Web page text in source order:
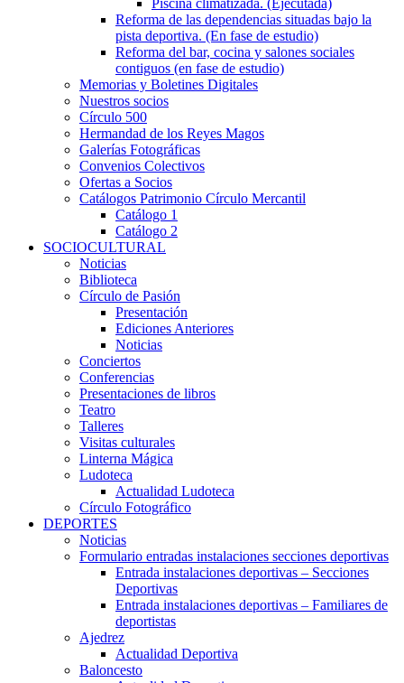
Piscina climatizada. (Ejecutada)
Reforma de las dependencias situadas bajo la
pista deportiva. (En fase de estudio)
Reforma del bar, cocina y salones sociales
contiguos (en fase de estudio)
Memorias y Boletines Digitales
Nuestros socios
Círculo 500
Hermandad de los Reyes Magos
Galerías Fotográficas
Convenios Colectivos
Ofertas a Socios
Catálogos Patrimonio Círculo Mercantil
Catálogo 1
Catálogo 2
SOCIOCULTURAL
Noticias
Biblioteca
Círculo de Pasión
Presentación
Ediciones Anteriores
Noticias
Conciertos
Conferencias
Presentaciones de libros
Teatro
Talleres
Visitas culturales
Linterna Mágica
Ludoteca
Actualidad Ludoteca
Círculo Fotográfico
DEPORTES
Noticias
Formulario entradas instalaciones secciones deportivas
Entrada instalaciones deportivas – Secciones
Deportivas
Entrada instalaciones deportivas – Familiares de
deportistas
Ajedrez
Actualidad Deportiva
Baloncesto